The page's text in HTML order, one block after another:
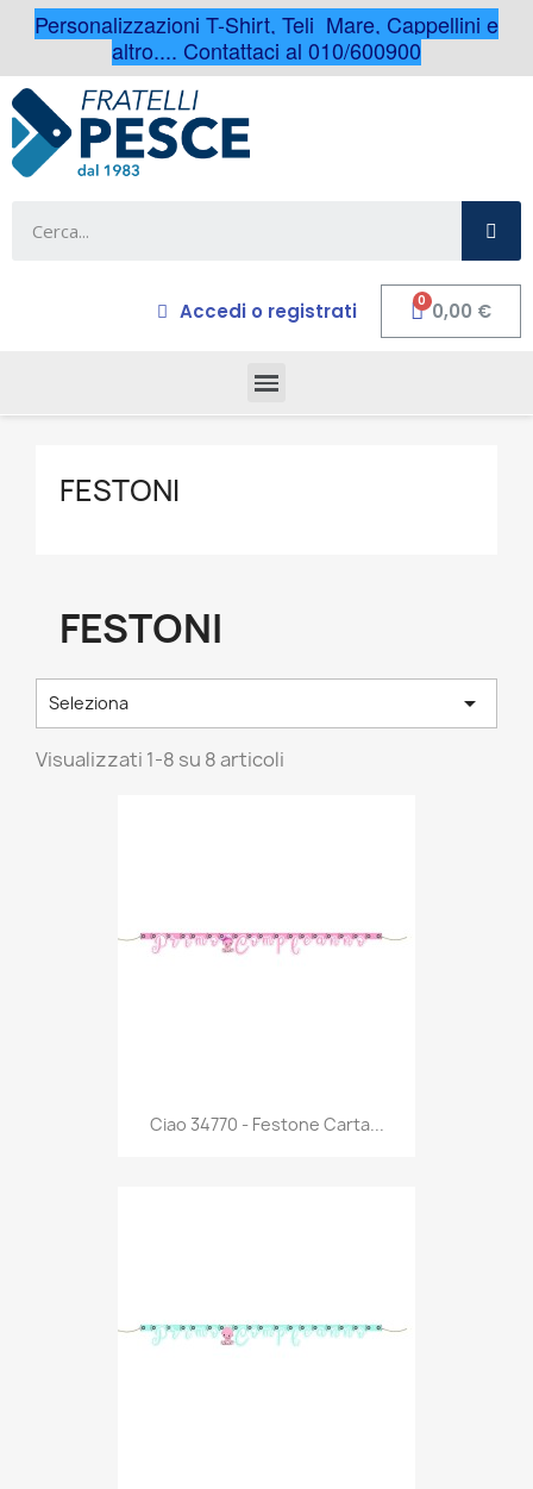
Personalizzazioni T-Shirt, Teli Mare, Cappellini e
altro.... Contattaci al 010/600900
Accedi o registrati 0,00 €
FESTONI
FESTONI
Seleziona 
Visualizzati 1-8 su 8 articoli
Anteprima
Ciao 34770 - Festone Carta...